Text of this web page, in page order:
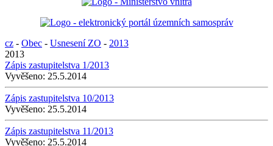
cz - Obec - Usnesení ZO - 2013
2013
Zápis zastupitelstva 1/2013
Vyvěšeno: 25.5.2014
Zápis zastupitelstva 10/2013
Vyvěšeno: 25.5.2014
Zápis zastupitelstva 11/2013
Vyvěšeno: 25.5.2014